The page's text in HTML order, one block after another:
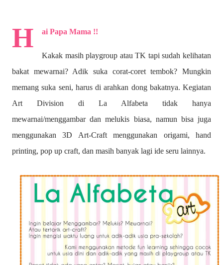
H ai Papa Mama !!
Kakak masih playgroup atau TK tapi sudah kelihatan
bakat mewarnai? Adik suka corat-coret tembok? Mungkin
memang suka seni, harus di arahkan dong bakatnya. Kegiatan
Art Division di La Alfabeta tidak hanya
mewarnai/menggambar dan melukis biasa, namun bisa juga
menggunakan 3D Art-Craft menggunakan origami, hand
printing, pop up craft, dan masih banyak lagi ide seru lainnya.